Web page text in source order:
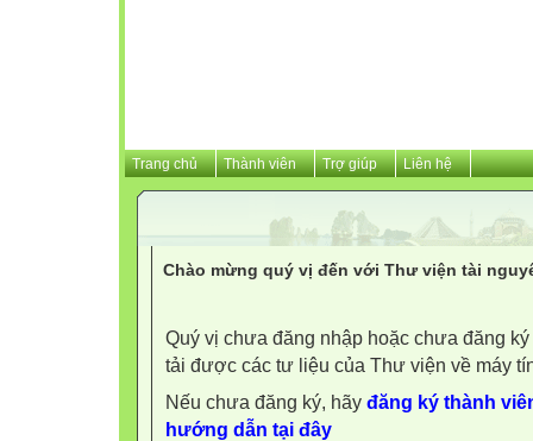
Trang chủ Thành viên Trợ giúp Liên hệ
Chào mừng quý vị đến với Thư viện tài
Quý vị chưa đăng nhập hoặc chưa đăng
tải được các tư liệu của Thư viện về máy
Nếu chưa đăng ký, hãy đăng ký thành
hướng dẫn tại đây